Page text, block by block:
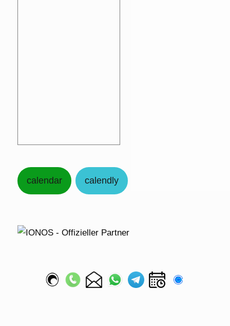
calendar calendly